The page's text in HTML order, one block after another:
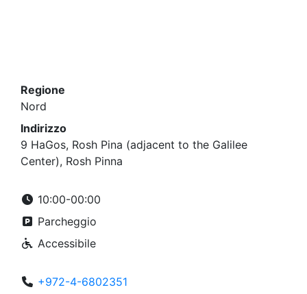
Regione
Nord
Indirizzo
9 HaGos, Rosh Pina (adjacent to the Galilee
Center), Rosh Pinna
10:00-00:00
Parcheggio
Accessibile
+972-4-6802351